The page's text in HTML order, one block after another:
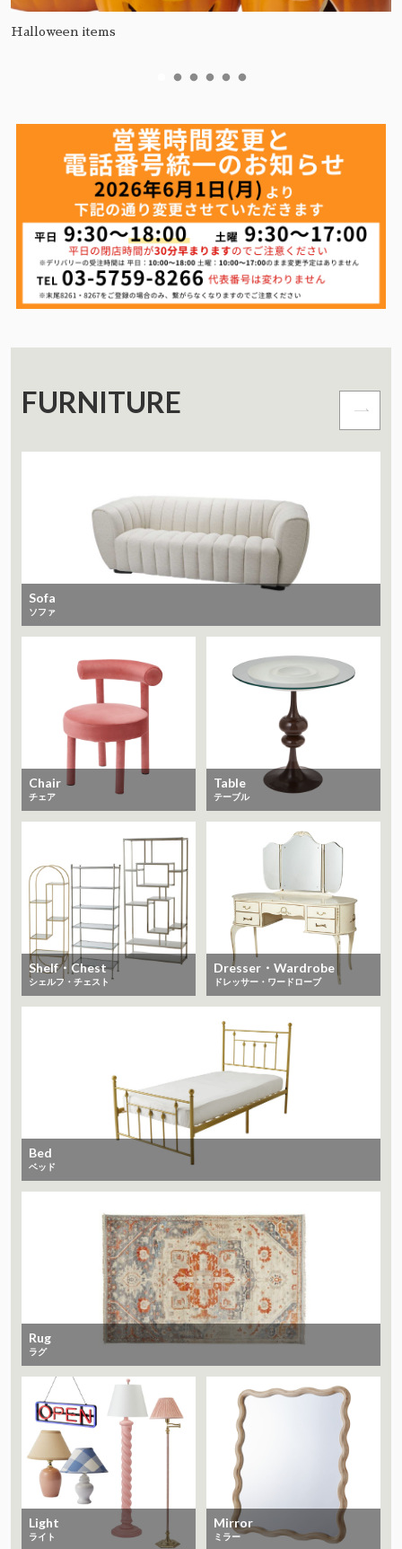
Halloween items
FURNITURE
Sofa
ソファ
Chair
チェア
Table
テーブル
Shelf・Chest
シェルフ・チェスト
Dresser・Wardrobe
ドレッサー・ワードローブ
Bed
ベッド
Rug
ラグ
Light
ライト
Mirror
ミラー